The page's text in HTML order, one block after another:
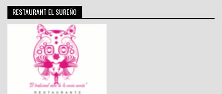
RESTAURANT EL SUREÑO